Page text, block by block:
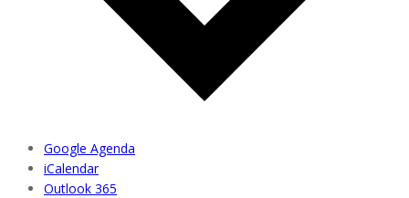
Google Agenda
iCalendar
Outlook 365